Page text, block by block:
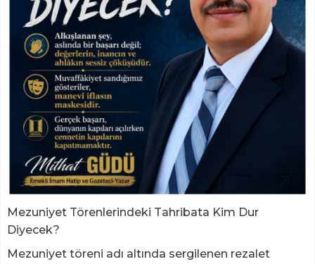
Mezuniyet Törenlerindeki Tahribata Kim Dur
Diyecek?
Mezuniyet töreni adı altında sergilenen rezalet